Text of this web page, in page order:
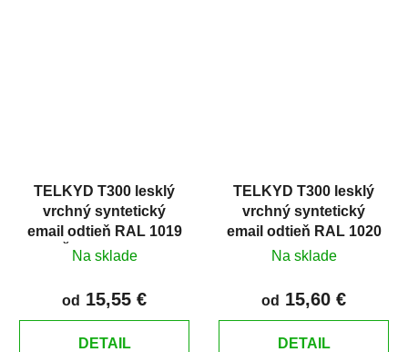
TELKYD T300 lesklý
vrchný syntetický
email odtieň RAL 1019
Šedobéžová
Na sklade
od 15,55 €
DETAIL
TELKYD T300 lesklý
vrchný syntetický
email odtieň RAL 1020
Olivová žltá
Na sklade
od 15,60 €
DETAIL